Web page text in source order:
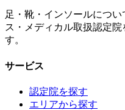
足・靴・インソールにつ
ス・メディカル取扱認定
す。
サービス
認定院を探す
エリアから探す